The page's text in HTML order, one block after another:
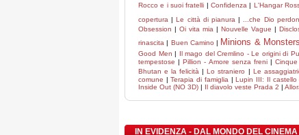
Rocco e i suoi fratelli | Confidenza | L'Hangar
copertura |Le città di pianura | ...che Dio
Obsession | Oi vita mia | Nouvelle Vague |
rinascita | Buen Camino | Minions & Monsters
Good Men | Il mago del Cremlino - Le origini di
tempestose |Pillion - Amore senza freni|
Bhutan e la felicità |Lo straniero | Le
comune |Terapia di famiglia |Lupin III: Il castello
Inside Out (NO 3D) | Il diavolo veste Prada 2 |
IN EVIDENZA - DAL MONDO DEL